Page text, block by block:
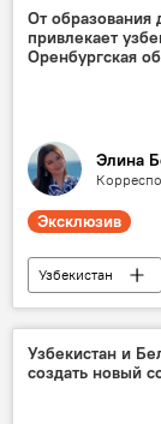
IT-технологии
От образования
привлекает
Оренбургская
Элина
Эксклюзив
Узбекистан
журналисты
Образование
Узбекистан и
создать новый